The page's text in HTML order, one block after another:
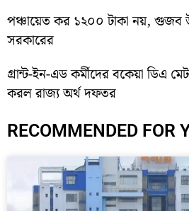
পঞ্চায়েত কর ১২০০ টাকা নয়, গুজব
সরকারের
গ্রান্ট-ইন-এড কর্মীদের বকেয়া ডিএ
করল রাজ্য অর্থ দফতর
RECOMMENDED FOR